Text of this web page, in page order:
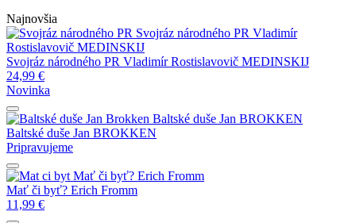
Najnovšia
Svojráz národného PR Vladimír
Rostislavovič MEDINSKIJ
Svojráz národného PR Vladimír Rostislavovič MEDINSKIJ
24,99 €
Novinka
Baltské duše Jan BROKKEN
Baltské duše Jan BROKKEN
Pripravujeme
Mať či byť? Erich Fromm
Mať či byť? Erich Fromm
11,99 €